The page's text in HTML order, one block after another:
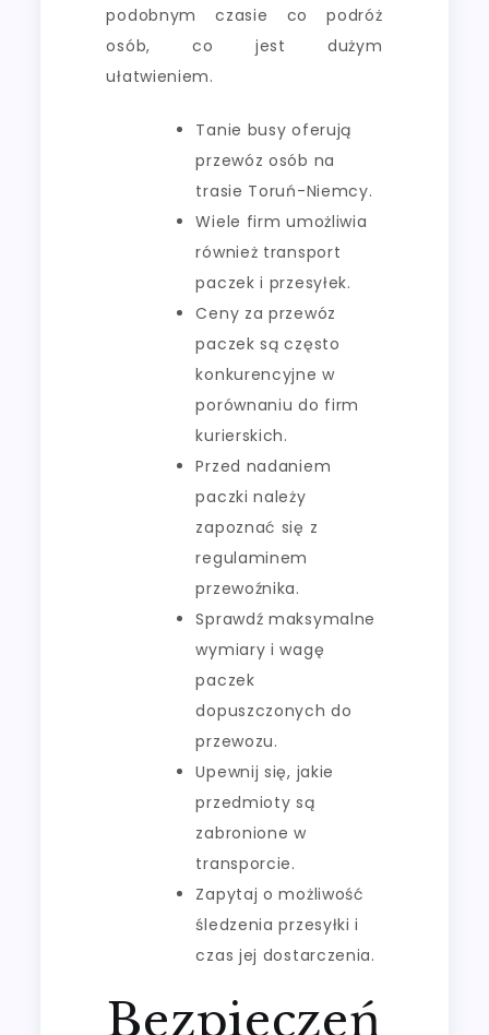
podobnym czasie co podróż
osób, co jest dużym
ułatwieniem.
Tanie busy oferują
przewóz osób na
trasie Toruń-Niemcy.
Wiele firm umożliwia
również transport
paczek i przesyłek.
Ceny za przewóz
paczek są często
konkurencyjne w
porównaniu do firm
kurierskich.
Przed nadaniem
paczki należy
zapoznać się z
regulaminem
przewoźnika.
Sprawdź maksymalne
wymiary i wagę
paczek
dopuszczonych do
przewozu.
Upewnij się, jakie
przedmioty są
zabronione w
transporcie.
Zapytaj o możliwość
śledzenia przesyłki i
czas jej dostarczenia.
Bezpieczeń